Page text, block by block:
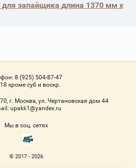
запайщика длина 1370 мм x
8 (925) 504-87-47
кроме суб и воскр.
г. Москва, ул. Чертановская дом 44
upakk1@yandex.ru
Мы в соц. сетях
© 2017 - 2026